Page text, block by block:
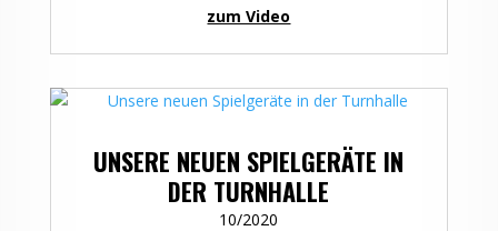
zum Video
UNSERE NEUEN SPIELGERÄTE IN
DER TURNHALLE
10/2020